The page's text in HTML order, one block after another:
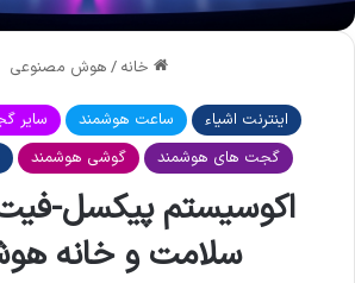
خانه / هوش مصنوعی
اینترنت اشیاء ساعت هوشمند
سایر
گجت های هوشمند
گوشی هوشمند
سلامت و خانه